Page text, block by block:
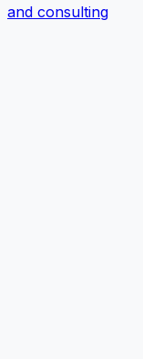
and consulting